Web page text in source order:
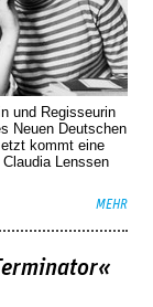
und Regisseurin
Neuen Deutschen
kommt eine
Lenssen
MEHR